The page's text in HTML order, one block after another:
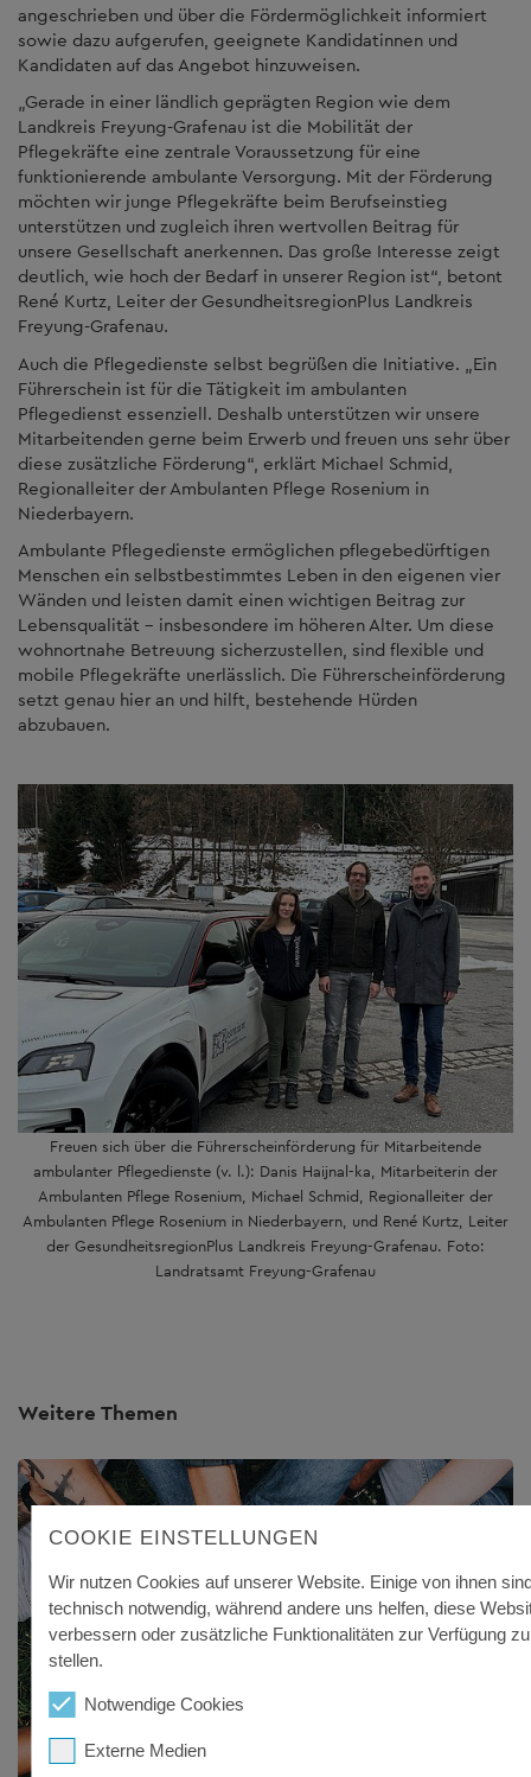
angeschrieben und über die Fördermöglichkeit informiert
sowie dazu aufgerufen, geeignete Kandidatinnen und
Kandidaten auf das Angebot hinzuweisen.
„Gerade in einer ländlich geprägten Region wie dem
Landkreis Freyung-Grafenau ist die Mobilität der
Pflegekräfte eine zentrale Voraussetzung für eine
funktionierende ambulante Versorgung. Mit der Förderung
möchten wir junge Pflegekräfte beim Berufseinstieg
unterstützen und zugleich ihren wertvollen Beitrag für
unsere Gesellschaft anerkennen. Das große Interesse zeigt
deutlich, wie hoch der Bedarf in unserer Region ist“, betont
René Kurtz, Leiter der GesundheitsregionPlus Landkreis
Freyung-Grafenau.
Auch die Pflegedienste selbst begrüßen die Initiative. „Ein
Führerschein ist für die Tätigkeit im ambulanten
Pflegedienst essenziell. Deshalb unterstützen wir unsere
Mitarbeitenden gerne beim Erwerb und freuen uns sehr über
diese zusätzliche Förderung“, erklärt Michael Schmid,
Regionalleiter der Ambulanten Pflege Rosenium in
Niederbayern.
Ambulante Pflegedienste ermöglichen pflegebedürftigen
Menschen ein selbstbestimmtes Leben in den eigenen vier
Wänden und leisten damit einen wichtigen Beitrag zur
Lebensqualität – insbesondere im höheren Alter. Um diese
wohnortnahe Betreuung sicherzustellen, sind flexible und
mobile Pflegekräfte unerlässlich. Die Führerscheinförderung
setzt genau hier an und hilft, bestehende Hürden
abzubauen.
Freuen sich über die Führerscheinförderung für Mitarbeitende
ambulanter Pflegedienste (v. l.): Danis Haijnal-ka, Mitarbeiterin der
Ambulanten Pflege Rosenium, Michael Schmid, Regionalleiter der
Ambulanten Pflege Rosenium in Niederbayern, und René Kurtz, Leiter
der GesundheitsregionPlus Landkreis Freyung-Grafenau. Foto:
Landratsamt Freyung-Grafenau
Weitere Themen
COOKIE EINSTELLUNGEN
Wir nutzen Cookies auf unserer Website. Einige von ihnen
technisch notwendig, während andere uns helfen, diese
verbessern oder zusätzliche Funktionalitäten zur Verfügung zu
stellen.
Notwendige Cookies
Externe Medien